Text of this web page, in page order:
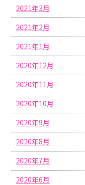
2021年3月
2021年2月
2021年1月
2020年12月
2020年11月
2020年10月
2020年9月
2020年8月
2020年7月
2020年6月